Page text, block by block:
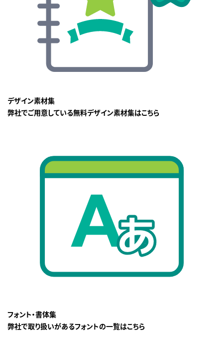
デザイン素材集
弊社でご用意している無料デザイン素材集はこちら
フォント・書体集
弊社で取り扱いがあるフォントの一覧はこちら